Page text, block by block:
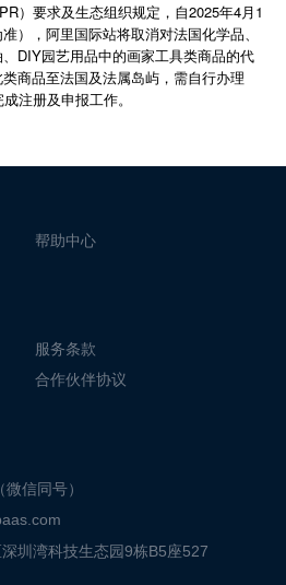
）要求及生态组织规定，自2025年4月1
），阿里国际站将取消对法国化学品、
DIY园艺用品中的画家工具类商品的代
商品至法国及法属岛屿，需自行办理
注册及申报工作。
帮助中心
服务条款
合作伙伴协议
信同号）
圳湾科技生态园9栋B5座527